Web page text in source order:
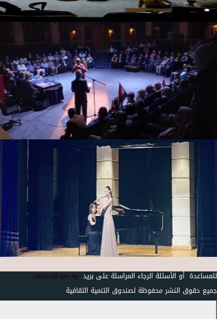
للمساعدة أو الأسئلة الرجاء المراسلة على بريد
جميع حقوق النشر محفوظة لصندوق التنمية الثقافية